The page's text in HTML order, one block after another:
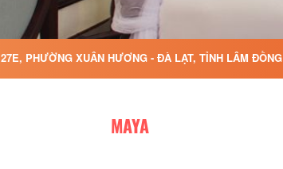
27E, PHƯỜNG XUÂN HƯƠNG - ĐÀ LẠT, TỈNH LÂM ĐỒNG
MAYA